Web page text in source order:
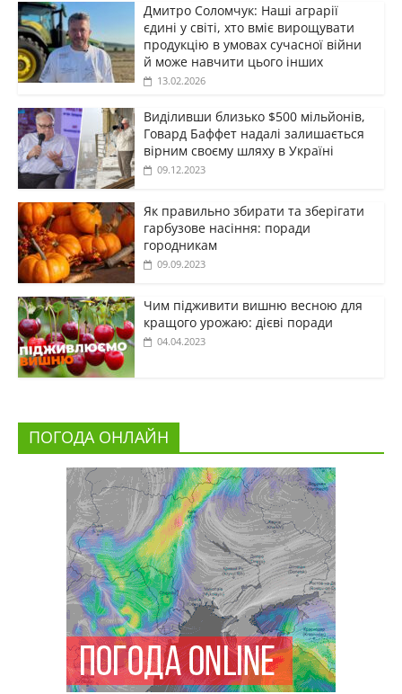
Дмитро Соломчук: Наші аграрії
єдині у світі, хто вміє вирощувати
продукцію в умовах сучасної війни
й може навчити цього інших
13.02.2026
Виділивши близько $500 мільйонів,
Говард Баффет надалі залишається
вірним своєму шляху в Україні
09.12.2023
Як правильно збирати та зберігати
гарбузове насіння: поради
городникам
09.09.2023
Чим підживити вишню весною для
кращого урожаю: дієві поради
04.04.2023
ПОГОДА ОНЛАЙН